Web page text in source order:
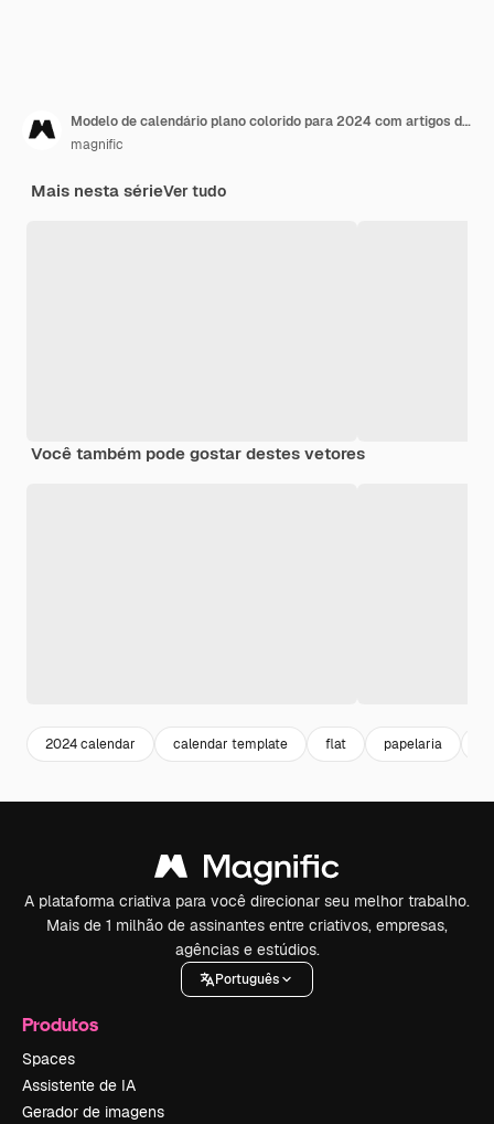
Modelo de calendário plano colorido para 2024 com artigos de papelaria
magnific
Mais nesta sérieVer tudo
Você também pode gostar destes vetores
2024 calendar calendar template flat papelaria
A plataforma criativa para você direcionar seu melhor trabalho.
Mais de 1 milhão de assinantes entre criativos, empresas,
agências e estúdios.
Português
Produtos
Spaces
Assistente de IA
Gerador de imagens